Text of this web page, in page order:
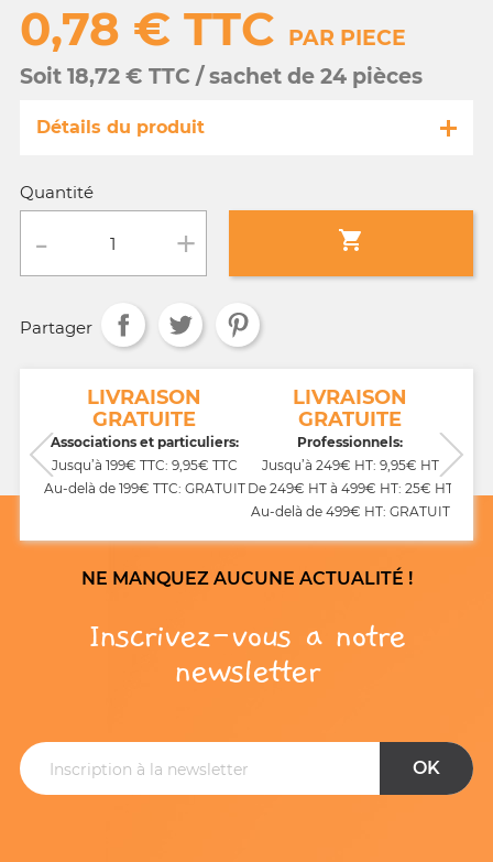
0,78 € TTC PAR PIECE
Soit 18,72 € TTC / sachet de 24 pièces
Détails du produit
Référence
Conditionnement :
Age :
Quantité

Partager
LIVRAISON
GRATUITE
Associations et particuliers:
Jusqu’à 199€ TTC: 9,95€ TTC
Au-delà de 199€ TTC: GRATUIT
LIVRAISON
GRATUITE
Professionnels:
Jusqu’à 249€ HT: 9,95€ HT
De 249€ HT à 499€ HT: 25€ HT
Au-delà de 499€ HT: GRATUIT
NE MANQUEZ AUCUNE ACTUALITÉ !
Inscrivez-vous a notre
newsletter